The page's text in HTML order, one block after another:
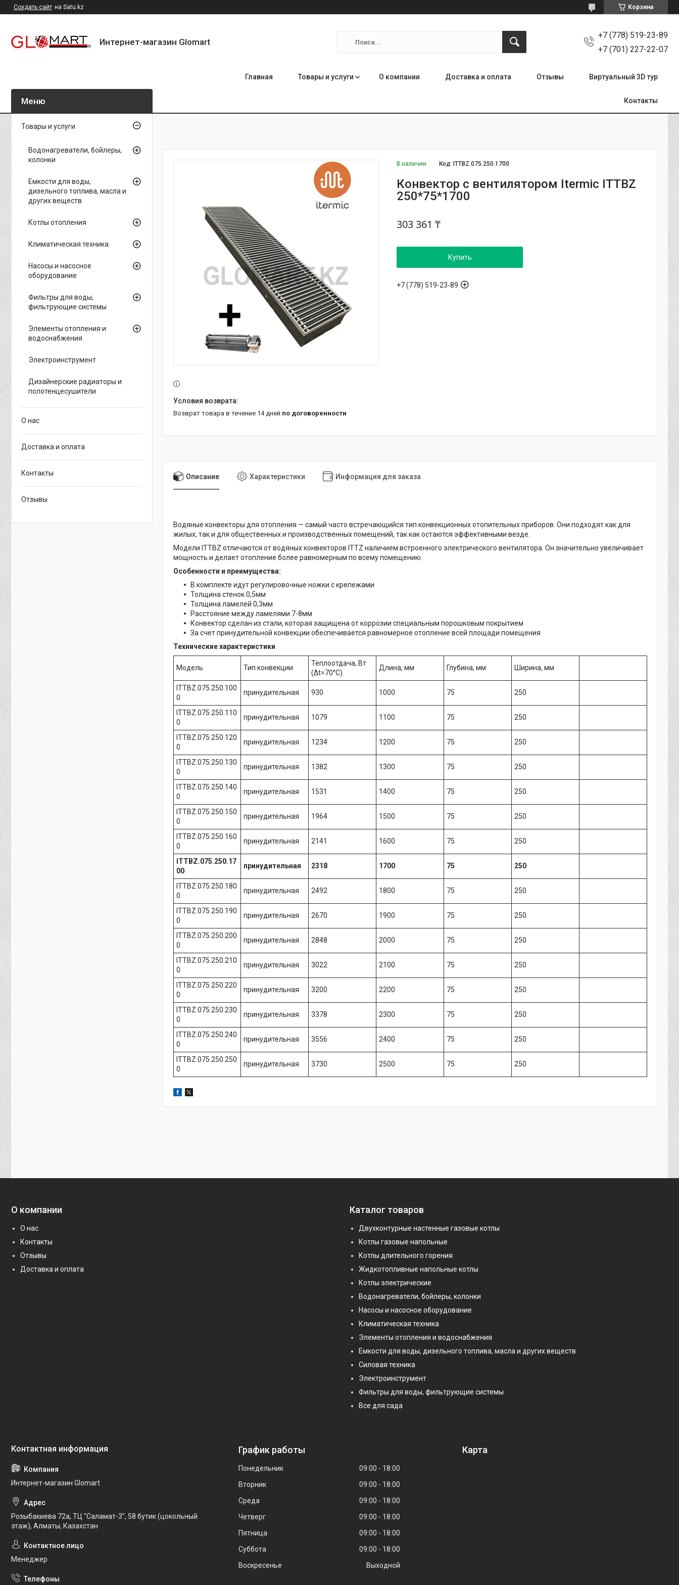
Создать сайт на Satu.kz Корзина
Интернет-магазин Glomart
+7 (778) 519-23-89
+7 (701) 227-22-07
Главная Товары и услуги О компании Доставка и оплата Отзывы Виртуальный 3D тур
Контакты
В наличии Код:ITTBZ.075.250.1700
Конвектор с вентилятором Itermic ITTBZ
250*75*1700
303 361 ₸
Купить
+7 (778) 519-23-89
возврат товара в течение 14 дней по договоренности
Описание Характеристики Информация для заказа
Водяные конвекторы для отопления — самый часто встречающийся тип конвекционных отопительных приборов. Они подходят как для
жилых, так и для общественных и производственных помещений, так как остаются эффективными везде.
Модели ITTBZ отличаются от водяных конвекторов ITTZ наличием встроенного электрического вентилятора. Он значительно увеличивает
мощность и делает отопление более равномерным по всему помещению.
Особенности и преимущества:
В комплекте идут регулировочные ножки с крепежами
Толщина стенок 0,5мм
Толщина ламелей 0,3мм
Расстояние между ламелями 7-8мм
Конвектор сделан из стали, которая защищена от коррозии специальным порошковым покрытием
За счет принудительной конвекции обеспечивается равномерное отопление всей площади помещения
Технические характеристики
Модель Тип конвекции
Теплоотдача, Вт
(Δt=70°C)
Длина, мм Глубина, мм Ширина, мм
ITTBZ.075.250.100
0
принудительная 930 1000 75 250
ITTBZ.075.250.110
0
принудительная 1079 1100 75 250
ITTBZ.075.250.120
0
принудительная 1234 1200 75 250
ITTBZ.075.250.130
0
принудительная 1382 1300 75 250
ITTBZ.075.250.140
0
принудительная 1531 1400 75 250
ITTBZ.075.250.150
0
принудительная 1964 1500 75 250
ITTBZ.075.250.160
0
принудительная 2141 1600 75 250
ITTBZ.075.250.17
00
принудительная 2318 1700 75 250
ITTBZ.075.250.180
0
принудительная 2492 1800 75 250
ITTBZ.075.250.190
0
принудительная 2670 1900 75 250
ITTBZ.075.250.200
0
принудительная 2848 2000 75 250
ITTBZ.075.250.210
0
принудительная 3022 2100 75 250
ITTBZ.075.250.220
0
принудительная 3200 2200 75 250
ITTBZ.075.250.230
0
принудительная 3378 2300 75 250
ITTBZ.075.250.240
0
принудительная 3556 2400 75 250
ITTBZ.075.250.250
0
принудительная 3730 2500 75 250
Товары и услуги
Водонагреватели, бойлеры,
колонки
Емкости для воды,
дизельного топлива, масла и
других веществ
Котлы отопления
Климатическая техника
Насосы и насосное
оборудование
Фильтры для воды,
фильтрующие системы
Элементы отопления и
водоснабжения
Электроинструмент
Дизайнерские радиаторы и
полотенцесушители
О нас
Доставка и оплата
Контакты
Отзывы
О компании
О нас
Контакты
Отзывы
Доставка и оплата
Каталог товаров
Двухконтурные настенные газовые котлы
Котлы газовые напольные
Котлы длительного горения
Жидкотопливные напольные котлы
Котлы электрические
Водонагреватели, бойлеры, колонки
Насосы и насосное оборудование
Климатическая техника
Элементы отопления и водоснабжения
Емкости для воды, дизельного топлива, масла и других веществ
Силовая техника
Электроинструмент
Фильтры для воды, фильтрующие системы
Все для сада
Интернет-магазин Glomart
Розыбакиева 72а, ТЦ "Саламат-3", 58 бутик (цокольный
этаж), Алматы, Казахстан
Менеджер
График работы
Понедельник 09:00
18:00
Вторник
09:00
18:00
Среда
09:00
18:00
Четверг
09:00
18:00
Пятница
09:00
18:00
Суббота
09:00
18:00
Воскресенье
Выходной
Карта